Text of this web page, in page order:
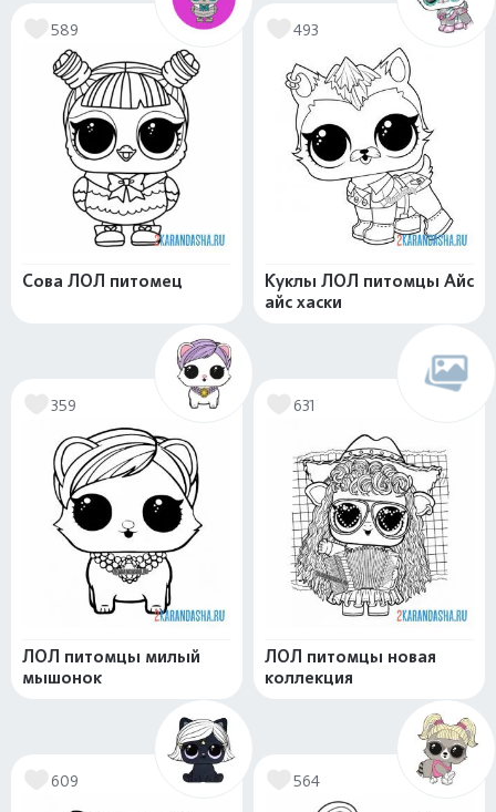
589
Сова ЛОЛ питомец
493
Куклы ЛОЛ питомцы Айс
айс хаски
359
ЛОЛ питомцы милый
мышонок
631
ЛОЛ питомцы новая
коллекция
609 564